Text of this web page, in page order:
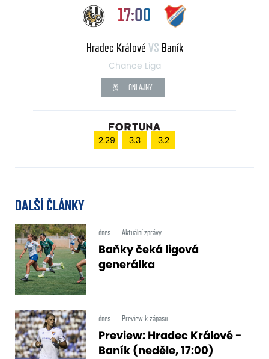
17:00
Hradec Králové VS Baník
Chance Liga
ONLAJNY
2.29 3.3 3.2
DALŠÍ ČLÁNKY
dnes Aktuální zprávy
Baňky čeká ligová
generálka
dnes Preview k zápasu
Preview: Hradec Králové -
Baník (neděle, 17:00)